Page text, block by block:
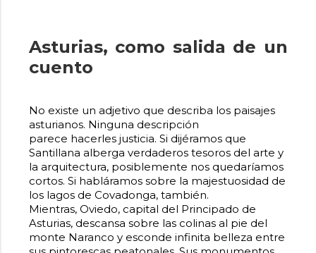
Asturias, como salida de un
cuento
No existe un adjetivo que describa los paisajes
asturianos. Ninguna descripción
parece hacerles justicia. Si dijéramos que
Santillana alberga verdaderos tesoros del arte y
la arquitectura, posiblemente nos quedaríamos
cortos. Si habláramos sobre la majestuosidad de
los lagos de Covadonga, también.
Mientras, Oviedo, capital del Principado de
Asturias, descansa sobre las colinas al pie del
monte Naranco y esconde infinita belleza entre